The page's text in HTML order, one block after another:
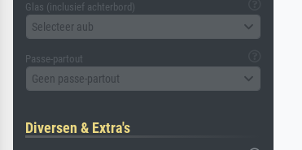
Glas (inclusief achterbord)
Selecteer aub
Passe-partout
Geen passe-partout
Diversen & Extra's